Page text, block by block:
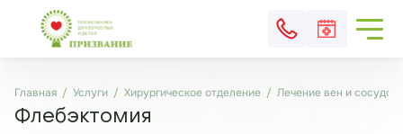
Главная Услуги Хирургическое отделение Лечение вен и сосудов
Флебэктомия